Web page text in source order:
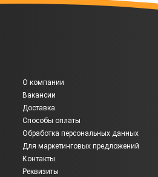
О компании
Вакансии
Доставка
Способы оплаты
Обработка персональных данных
Для маркетинговых предложений
Контакты
Реквизиты